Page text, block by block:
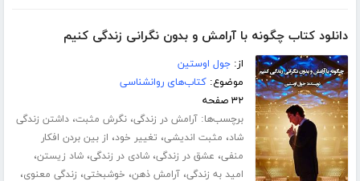
دانلود کتاب چگونه با آرامش و بدون نگرانی زندگی کنیم
از:جول اوستین
موضوع:کتاب‌های روانشناسی
۳۲ صفحه
برچسب‌ها:آرامش در زندگی،نگرش مثبت،داشتن زندگی
شاد، مثبت اندیشی، تغییر خود، از بین بردن افکار
منفی، عشق در زندگی،شادی در زندگی،شاد زیستن،
امید به زندگی،آرامش ذهن، خوشبختی، زندگی معنوی،